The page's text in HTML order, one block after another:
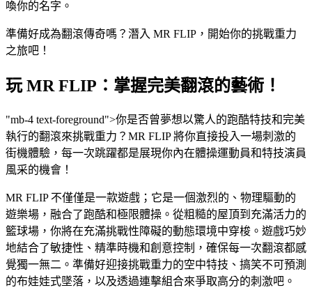
喚你的名字。
準備好成為翻滾傳奇嗎？潛入 MR FLIP，開始你的挑戰重力
之旅吧！
玩 MR FLIP：掌握完美翻滾的藝術！
"mb-4 text-foreground">你是否曾夢想以驚人的跑酷特技和完美
執行的翻滾來挑戰重力？MR FLIP 將你直接投入一場刺激的
街機體驗，每一次跳躍都是展現你內在體操運動員和特技演員
風采的機會！
MR FLIP 不僅僅是一款遊戲；它是一個激烈的、物理驅動的
遊樂場，融合了跑酷和極限體操。從粗糙的屋頂到充滿活力的
籃球場，你將在充滿挑戰性障礙的動態環境中穿梭。遊戲巧妙
地結合了敏捷性、精準時機和創意控制，確保每一次翻滾都感
覺獨一無二。準備好迎接挑戰重力的空中特技、搞笑不可預測
的布娃娃式墜落，以及透過連擊組合來爭取高分的刺激吧。